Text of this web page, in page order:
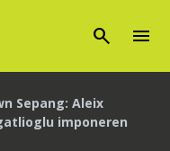
search menu
Sepang: Aleix
imponeren